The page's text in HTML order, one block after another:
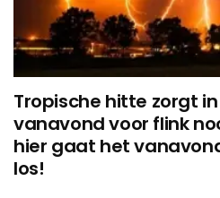
Tropische hitte zorgt
vanavond voor flink
hier gaat het
los!